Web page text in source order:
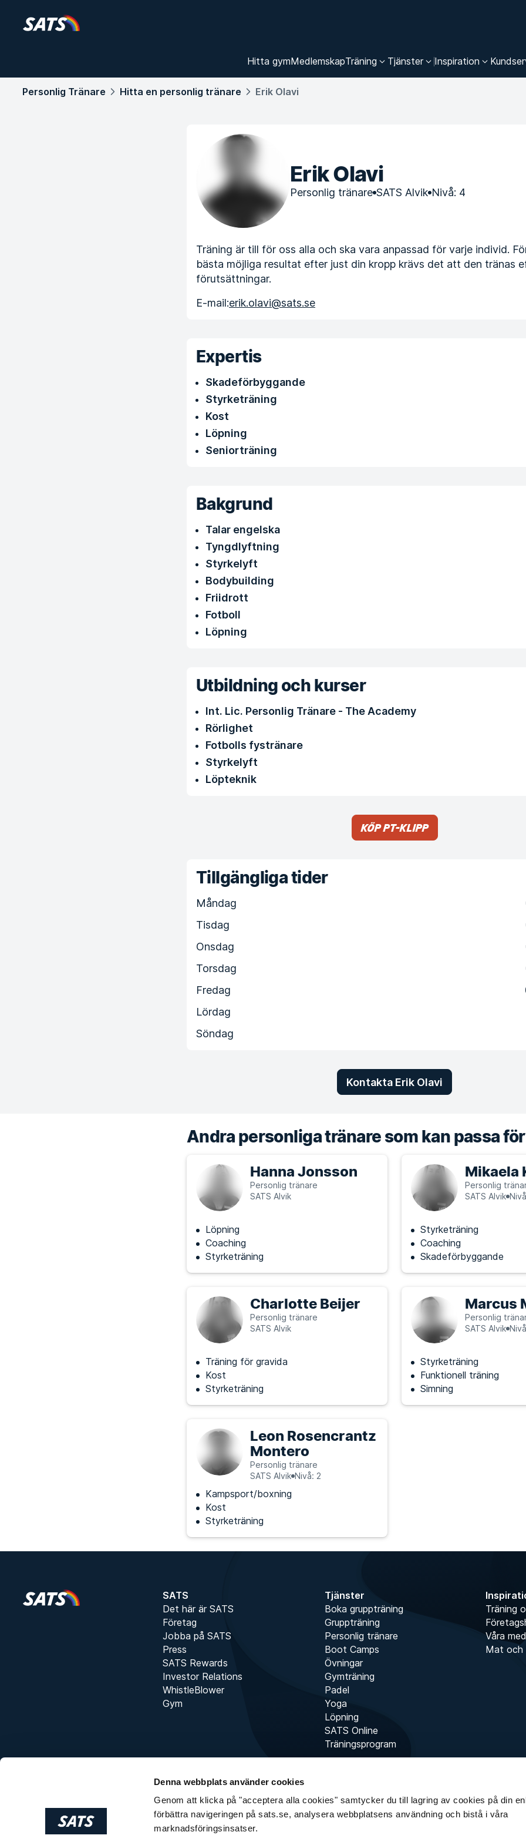
Denna webbplats använder cookies
Genom att klicka på "acceptera alla cookies" samtycker du till lagring av cookies på din
förbättra navigeringen på sats.se, analysera webbplatsens användning och bistå i våra
marknadsföringsinsatser.
Hitta gymMedlemskapTräning Tjänster Inspiration
Personlig Tränare Hitta en personlig tränare Erik Olavi
Erik Olavi
Personlig tränare SATS Alvik Nivå: 4
Träning är till för oss alla och ska vara anpassad för varje individ.
bästa möjliga resultat efter just din kropp krävs det att den tränas
förutsättningar.
E-mail:erik.olavi@sats.se
Expertis
Skadeförbyggande
Styrketräning
Kost
Löpning
Seniorträning
Bakgrund
Talar engelska
Tyngdlyftning
Styrkelyft
Bodybuilding
Friidrott
Fotboll
Löpning
Utbildning och kurser
Int. Lic. Personlig Tränare - The Academy
Rörlighet
Fotbolls fystränare
Styrkelyft
Löpteknik
Köp PT-klipp
Tillgängliga tider
Måndag
Tisdag
Onsdag
Torsdag
Fredag
Lördag
Söndag
Kontakta Erik Olavi
Andra personliga tränare som kan passa
Hanna Jonsson
Personlig tränare
SATS Alvik
Löpning
Coaching
Styrketräning
Mikaela
Personlig
SATS Alvik
Styrketräning
Coaching
Skadeförbyggande
Charlotte Beijer
Personlig tränare
SATS Alvik
Träning för gravida
Kost
Styrketräning
Marcus
Personlig
SATS Alvik
Styrketräning
Funktionell träning
Simning
Leon Rosencrantz
Montero
Personlig tränare
SATS Alvik Nivå: 2
Kampsport/boxning
Kost
Styrketräning
SATS
Det här är SATS
Företag
Jobba på SATS
Press
SATS Rewards
Investor Relations
WhistleBlower
Gym
Tjänster
Boka gruppträning
Gruppträning
Personlig tränare
Boot Camps
Övningar
Gymträning
Padel
Yoga
Löpning
SATS Online
Träningsprogram
Träning
Våra
Mat och